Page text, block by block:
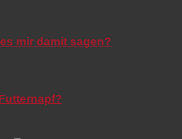
mir damit sagen?